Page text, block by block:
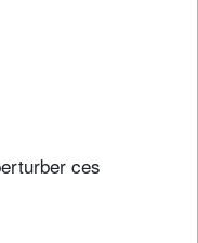
ces